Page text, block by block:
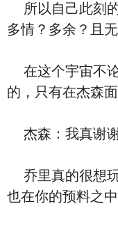
所以自己此刻
多情？多余？且无
在这个宇宙不
的，只有在杰森
杰森：我真谢谢
乔里真的很想
也在你的预料之